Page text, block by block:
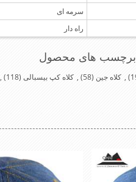
سرمه ای
راه دار
برچسب های محصول
, کلاه جین (58)
, کلاه کپ بیسبالی (118)
,